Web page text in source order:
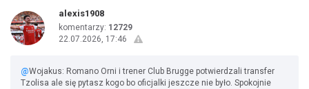
alexis1908
komentarzy: 12729
22.07.2026, 17:46
@Wojakus: Romano Orni i trener Club Brugge potwierdzali transfer
Tzolisa ale się pytasz kogo bo oficjalki jeszcze nie było. Spokojnie